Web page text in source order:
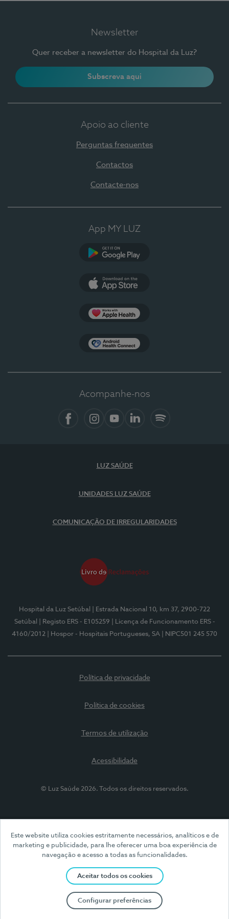
Este website utiliza cookies estritamente necessários, analíticos e de
marketing e publicidade, para lhe oferecer uma boa experiência de
navegação e acesso a todas as funcionalidades.
Aceitar todos os cookies
Configurar preferências
Newsletter
Quer receber a newsletter do Hospital da Luz?
Subscreva aqui
Apoio ao cliente
Perguntas frequentes
Contactos
Contacte-nos
App MY LUZ
Acompanhe-nos
LUZ SAÚDE
UNIDADES LUZ SAÚDE
COMUNICAÇÃO DE IRREGULARIDADES
Hospital da Luz Setúbal
| Estrada Nacional 10, km 37, 2900-722
Setúbal
| Registo ERS - E105259
| Licença de Funcionamento ERS -
4160/2012
| Hospor - Hospitais Portugueses, SA | NIPC501 245 570
Política de privacidade
Política de cookies
Termos de utilização
Acessibilidade
© Luz Saúde 2026. Todos os direitos reservados.